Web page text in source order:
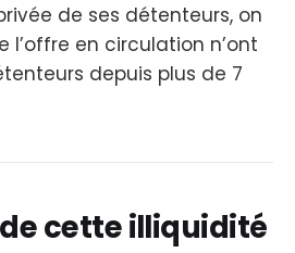
de ses détenteurs, on
l’offre en circulation n’ont
depuis plus de 7
cette illiquidité